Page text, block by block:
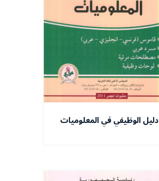
دليل الوظيفي في المعلوميات